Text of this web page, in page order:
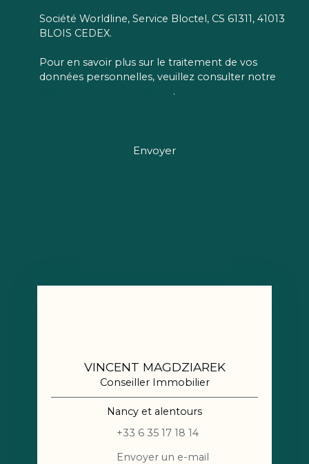
Société Worldline, Service Bloctel, CS 61311, 41013
BLOIS CEDEX.
Pour en savoir plus sur le traitement de vos
données personnelles, veuillez consulter notre
.
Envoyer
VINCENT MAGDZIAREK
Conseiller Immobilier
Nancy et alentours
+33 6 35 17 18 14
Envoyer un e-mail